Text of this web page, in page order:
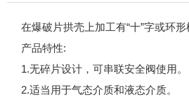
在爆破片拱壳上加工有“十”字或环
产品特性:
1.无碎片设计，可串联安全阀使用。
2.适当用于气态介质和液态介质。